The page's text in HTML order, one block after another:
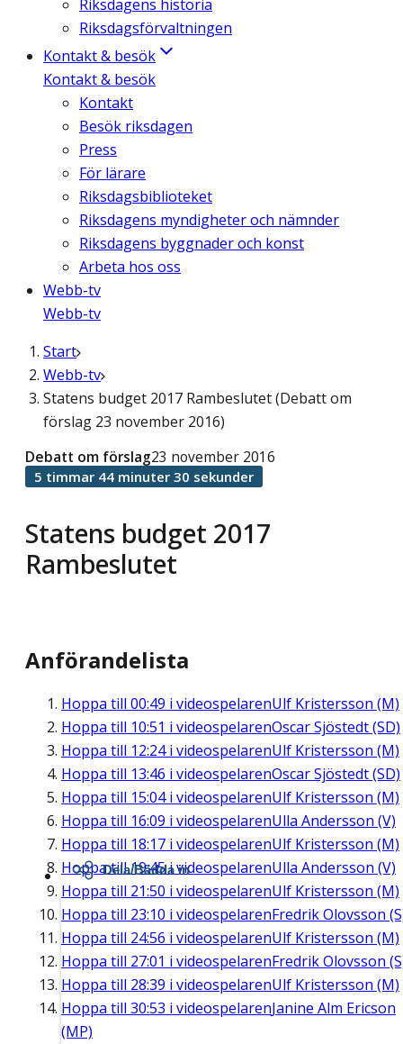
Riksdagens historia
Riksdagsförvaltningen
Kontakt & besök
Kontakt & besök
Kontakt
Besök riksdagen
Press
För lärare
Riksdagsbiblioteket
Riksdagens myndigheter och nämnder
Riksdagens byggnader och konst
Arbeta hos oss
Webb-tv
Webb-tv
Start
Webb-tv
Statens budget 2017 Rambeslutet (Debatt om
förslag 23 november 2016)
Statens budget 2017
Rambeslutet
Debatt om förslag23 november 2016
5 timmar 44 minuter 30 sekunder
Anförandelista
Hoppa till 00:49 i videospelarenUlf Kristersson (M)
Hoppa till 10:51 i videospelarenOscar Sjöstedt (SD)
Hoppa till 12:24i videospelarenUlf Kristersson (M)
Hoppa till 13:46 i videospelarenOscar Sjöstedt (SD)
Hoppa till 15:04i videospelarenUlf Kristersson (M)
Hoppa till 16:09 i videospelarenUlla Andersson (V)
Hoppa till 18:17 i videospelarenUlf Kristersson (M)
Hoppa till19:45i videospelarenUlla Andersson (V)
Hoppa till 21:50 i videospelarenUlf Kristersson (M)
Hoppa till 23:10 i videospelarenFredrik Olovsson
Hoppa till 24:56 i videospelarenUlf Kristersson (M)
Hoppa till 27:01 i videospelarenFredrik Olovsson
Hoppa till 28:39 i videospelarenUlf Kristersson (M)
Hoppa till 30:53 i videospelarenJanine Alm Ericson
(MP)
Dela/Bädda in